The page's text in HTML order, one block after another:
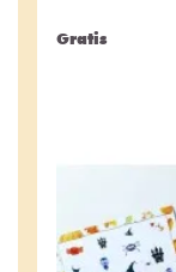
Gratis